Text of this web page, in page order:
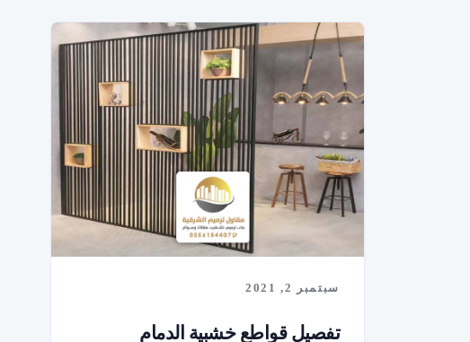
سبتمبر 2, 2021
تفصيل قواطع خشبية الدمام